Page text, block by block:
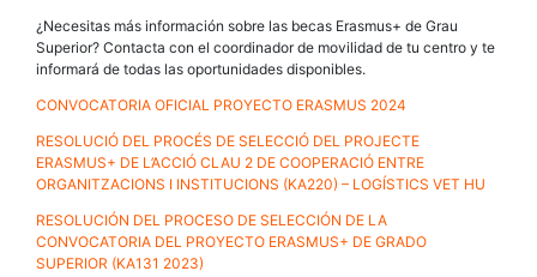
¿Necesitas más información sobre las becas Erasmus+ de Grau
Superior? Contacta con el coordinador de movilidad de tu centro y te
informará de todas las oportunidades disponibles.
CONVOCATORIA OFICIAL PROYECTO ERASMUS 2024
RESOLUCIÓ DEL PROCÉS DE SELECCIÓ DEL PROJECTE
ERASMUS+ DE L’ACCIÓ CLAU 2 DE COOPERACIÓ ENTRE
ORGANITZACIONS I INSTITUCIONS (KA220) – LOGÍSTICS VET HU
RESOLUCIÓN DEL PROCESO DE SELECCIÓN DE LA
CONVOCATORIA DEL PROYECTO ERASMUS+ DE GRADO
SUPERIOR (KA131 2023)